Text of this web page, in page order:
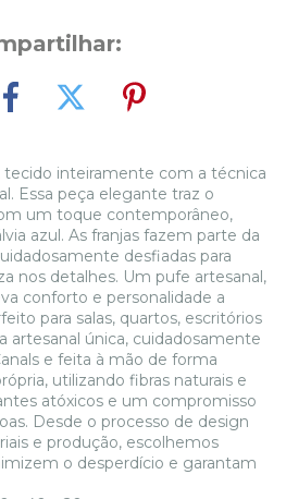
inteiramente com a técnica
Essa peça elegante traz o
um toque contemporâneo,
azul. As franjas fazem parte da
desfiadas para
nos detalhes. Um pufe artesanal,
conforto e personalidade a
para salas, quartos, escritórios
artesanal única, cuidadosamente
e feita à mão de forma
utilizando fibras naturais e
atóxicos e um compromisso
Desde o processo de design
e produção, escolhemos
o desperdício e garantam